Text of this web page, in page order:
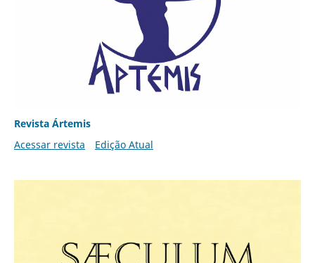
Revista Ártemis
Acessar revista
Edição Atual